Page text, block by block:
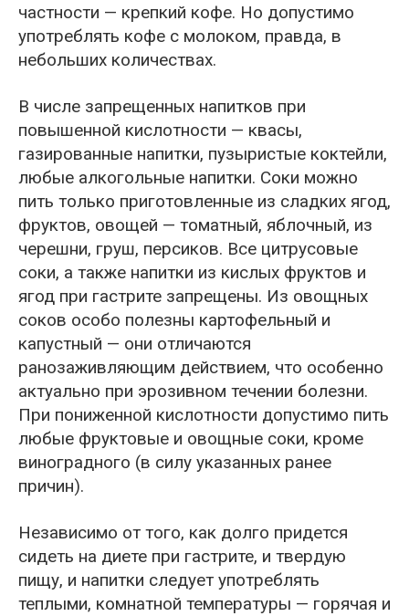
частности — крепкий кофе. Но допустимо
употреблять кофе с молоком, правда, в
небольших количествах.
В числе запрещенных напитков при
повышенной кислотности — квасы,
газированные напитки, пузыристые коктейли,
любые алкогольные напитки. Соки можно
пить только приготовленные из сладких ягод,
фруктов, овощей — томатный, яблочный, из
черешни, груш, персиков. Все цитрусовые
соки, а также напитки из кислых фруктов и
ягод при гастрите запрещены. Из овощных
соков особо полезны картофельный и
капустный — они отличаются
ранозаживляющим действием, что особенно
актуально при эрозивном течении болезни.
При пониженной кислотности допустимо пить
любые фруктовые и овощные соки, кроме
виноградного (в силу указанных ранее
причин).
Независимо от того, как долго придется
сидеть на диете при гастрите, и твердую
пищу, и напитки следует употреблять
теплыми, комнатной температуры — горячая и